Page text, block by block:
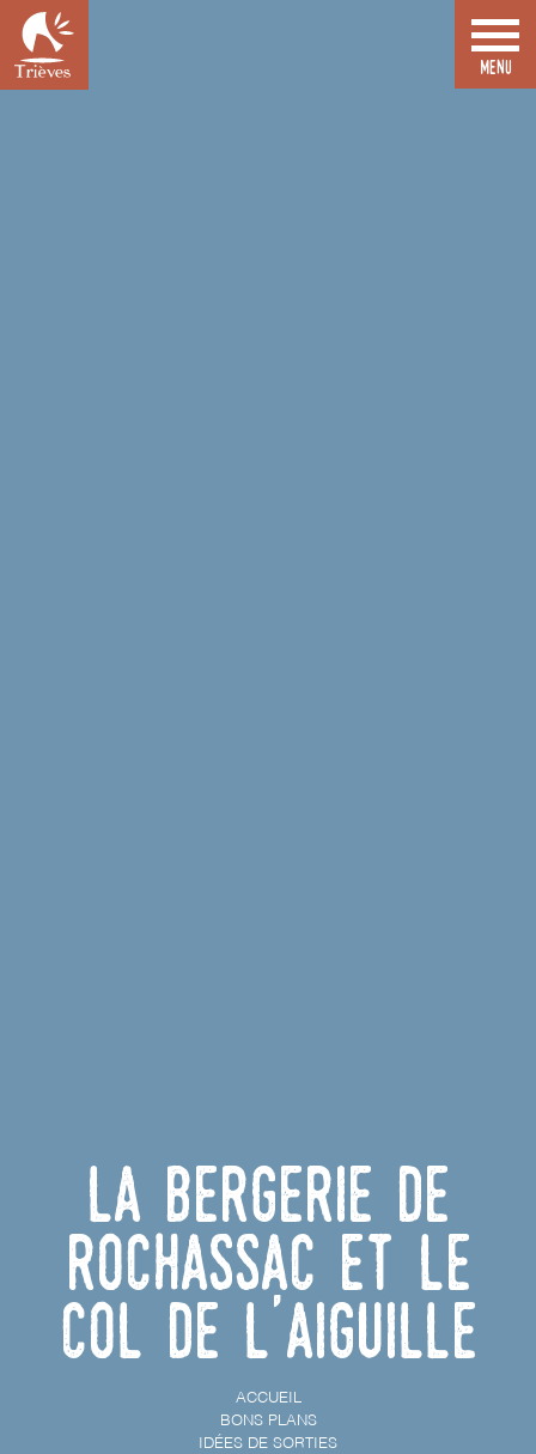
La bergerie de
Rochassac et le
col de l'Aiguille
ACCUEIL
BONS PLANS
IDÉES DE SORTIES